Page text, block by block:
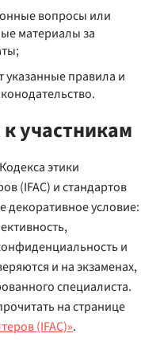
вопросы или
материалы за
правила и
участникам
этики
(IFAC) и стандартов
декоративное условие:
и
и на экзаменах,
специалиста.
на странице
(IFAC)».